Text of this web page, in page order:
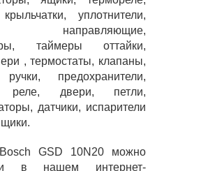
уплотнители,
направляющие,
таймеры оттайки,
, термостаты, клапаны,
предохранители,
реле, двери, петли,
датчики, испарители
GSD 10N20 можно
в нашем интернет-